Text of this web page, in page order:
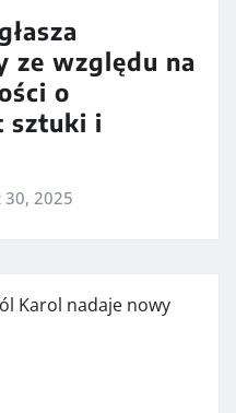
ze względu na
o
sztuki i
30, 2025